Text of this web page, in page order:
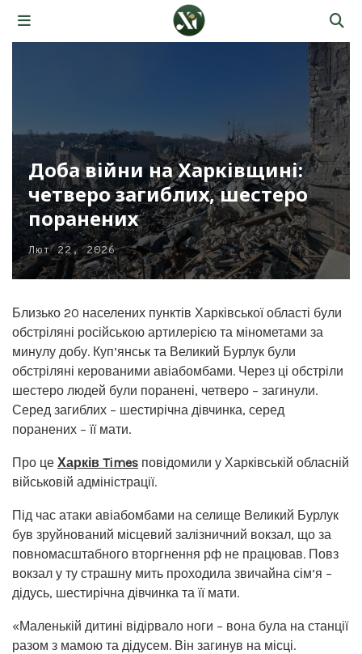
Доба війни на Харківщині:
четверо загиблих, шестеро
поранених
Лют 22, 2026
Близько 20 населених пунктів Харківської області були
обстріляні російською артилерією та мінометами за
минулу добу. Куп’янськ та Великий Бурлук були
обстріляні керованими авіабомбами. Через ці обстріли
шестеро людей були поранені, четверо – загинули.
Серед загиблих – шестирічна дівчинка, серед
поранених – її мати.
Про це Харків Times повідомили у Харківській обласній
військовій адміністрації.
Під час атаки авіабомбами на селище Великий Бурлук
був зруйнований місцевий залізничний вокзал, що за
повномасштабного вторгнення рф не працював. Повз
вокзал у ту страшну мить проходила звичайна сім’я –
дідусь, шестирічна дівчинка та її мати.
«Маленькій дитині відірвало ноги – вона була на станції
разом з мамою та дідусем. Він загинув на місці.